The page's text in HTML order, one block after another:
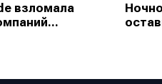
взломала